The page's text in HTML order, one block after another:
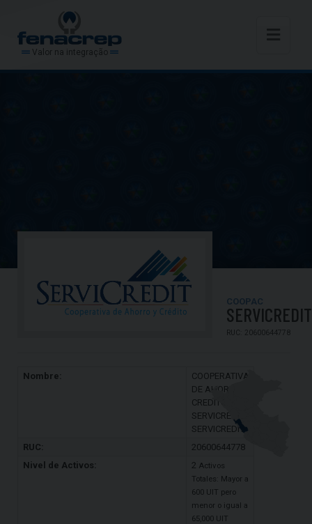
Valor na integração
COOPAC
SERVICREDIT
RUC: 20600644778
Nombre:
COOPERATIVA
DE AHORRO Y
CREDITO
SERVICREDIT-
SERVICREDIT
RUC:
20600644778
Nivel de Activos:
2 Activos
Totales: Mayor a
600 UIT pero
menor o igual a
65,000 UIT